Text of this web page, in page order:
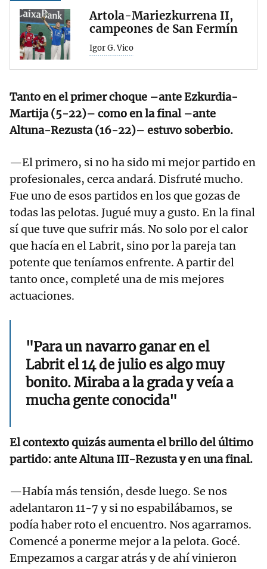
Artola-Mariezkurrena II,
campeones de San Fermín
Igor G. Vico
Tanto en el primer choque –ante Ezkurdia-
Martija (5-22)– como en la final –ante
Altuna-Rezusta (16-22)– estuvo soberbio.
—El primero, si no ha sido mi mejor partido en
profesionales, cerca andará. Disfruté mucho.
Fue uno de esos partidos en los que gozas de
todas las pelotas. Jugué muy a gusto. En la final
sí que tuve que sufrir más. No solo por el calor
que hacía en el Labrit, sino por la pareja tan
potente que teníamos enfrente. A partir del
tanto once, completé una de mis mejores
actuaciones.
"Para un navarro ganar en el
Labrit el 14 de julio es algo muy
bonito. Miraba a la grada y veía a
mucha gente conocida"
El contexto quizás aumenta el brillo del último
partido: ante Altuna III-Rezusta y en una final.
—Había más tensión, desde luego. Se nos
adelantaron 11-7 y si no espabilábamos, se
podía haber roto el encuentro. Nos agarramos.
Comencé a ponerme mejor a la pelota. Gocé.
Empezamos a cargar atrás y de ahí vinieron